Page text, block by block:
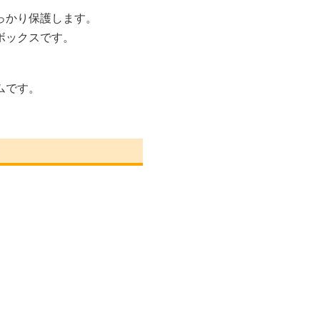
り保護します。
クスです。
す。